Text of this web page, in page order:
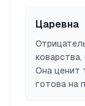
Царевна
Она ценит
готова на